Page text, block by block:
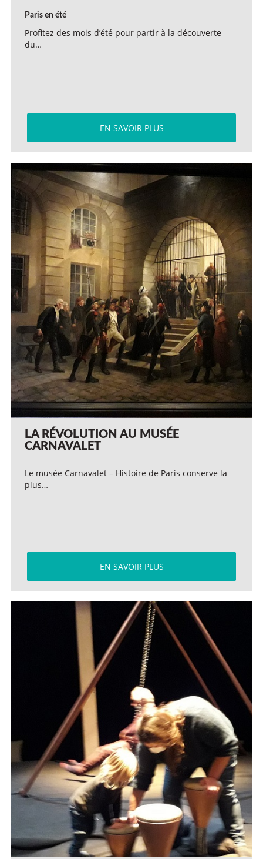
Paris en été
Profitez des mois d’été pour partir à la découverte
du…
EN SAVOIR PLUS
LA RÉVOLUTION AU MUSÉE
CARNAVALET
Le musée Carnavalet – Histoire de Paris conserve la
plus…
EN SAVOIR PLUS